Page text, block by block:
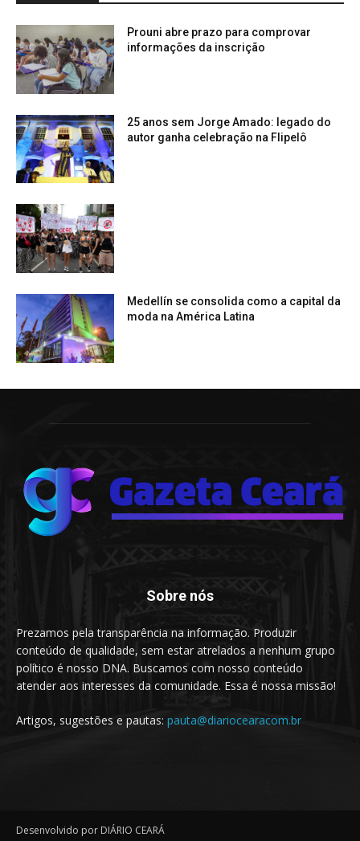
Prouni abre prazo para comprovar
informações da inscrição
25 anos sem Jorge Amado: legado do
autor ganha celebração na Flipelô
Medellín se consolida como a capital da
moda na América Latina
Sobre nós
Prezamos pela transparência na informação. Produzir
conteúdo de qualidade, sem estar atrelados a nenhum grupo
político é nosso DNA. Buscamos com nosso conteúdo
atender aos interesses da comunidade. Essa é nossa missão!
Artigos, sugestões e pautas: pauta@diariocearacom.br
Desenvolvido por DIÁRIO CEARÁ